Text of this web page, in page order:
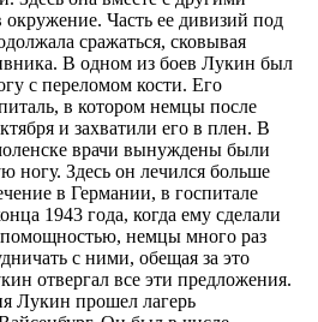
Часть ее дивизий под
сражаться, сковывая
В одном из боев Лукин был
с переломом кости. Его
в котором немцы после
и захватили его в плен. В
врачи вынуждены были
ногу. Здесь он лечился больше
в Германии, в госпитале
1943 года, когда ему сделали
немцы много раз
с ними, обещая за это
отвергал все эти предложения.
Лукин прошел лагерь